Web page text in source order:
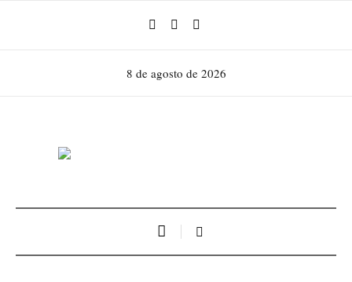
8 de agosto de 2026